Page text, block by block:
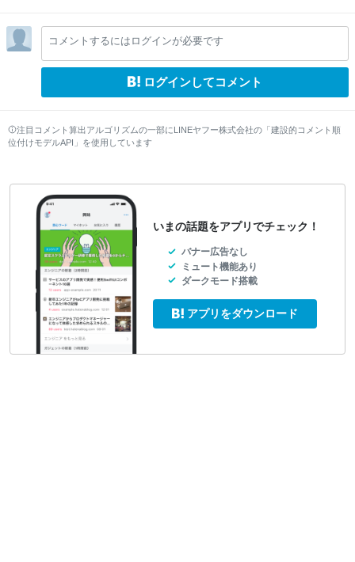
コメントするにはログインが必要です
ログインしてコメント
注目コメント算出アルゴリズムの一部にLINEヤフー株式会社の「建設的コメント順
位付けモデルAPI」を使用しています
いまの話題をアプリでチェック！
バナー広告なし
ミュート機能あり
ダークモード搭載
アプリをダウンロード